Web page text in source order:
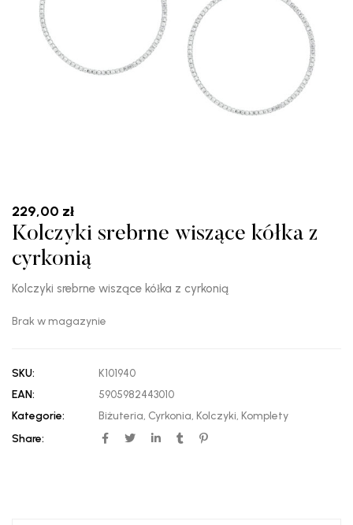
229,00 zł
Kolczyki srebrne wiszące kółka z
cyrkonią
Kolczyki srebrne wiszące kółka z cyrkonią
Brak w magazynie
SKU:
K101940
EAN:
5905982443010
Kategorie:
Biżuteria, Cyrkonia, Kolczyki, Komplety
Share: